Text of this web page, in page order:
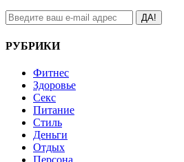
ДА!
РУБРИКИ
Фитнес
Здоровье
Секс
Питание
Стиль
Деньги
Отдых
Персона